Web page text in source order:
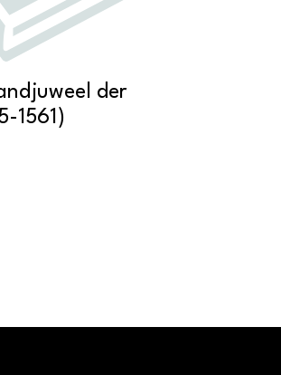
der
1561)